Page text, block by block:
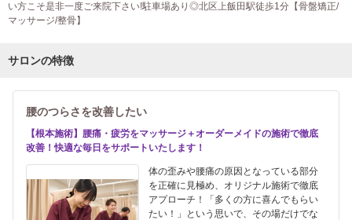
い方こそ是非一度ご来院下さい!駐車場あり◎北区上飯田駅徒歩1分【骨盤矯正/
マッサージ/整骨】
サロンの特徴
腰のつらさを改善したい
【根本施術】腰痛・疲労をマッサージ＋オーダーメイドの施術で徹底
改善！快適な毎日をサポートいたします！
体の歪みや腰痛の原因となっている部分
を正確に見極め、オリジナル施術で徹底
アプローチ！「多くの方に喜んでもらい
たい！」という思いで、その場だけでな